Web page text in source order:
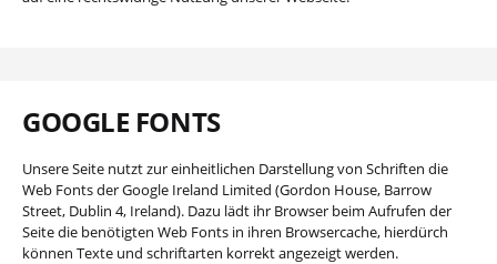
GOOGLE FONTS
Unsere Seite nutzt zur einheitlichen Darstellung von Schriften die
Web Fonts der Google Ireland Limited (Gordon House, Barrow
Street, Dublin 4, Ireland). Dazu lädt ihr Browser beim Aufrufen der
Seite die benötigten Web Fonts in ihren Browsercache, hierdürch
können Texte und schriftarten korrekt angezeigt werden.